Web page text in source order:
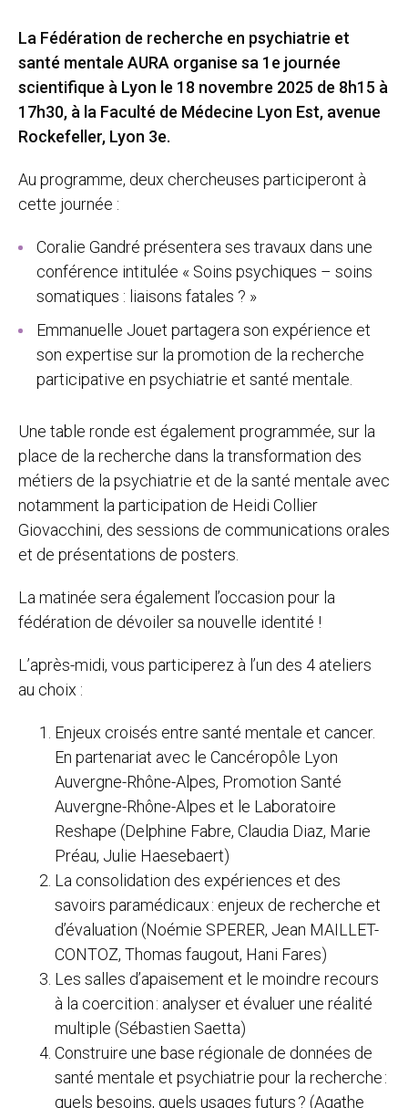
La Fédération de recherche en psychiatrie et
santé mentale AURA organise sa 1e journée
scientifique à Lyon le 18 novembre 2025 de 8h15 à
17h30, à la Faculté de Médecine Lyon Est, avenue
Rockefeller, Lyon 3e.
Au programme, deux chercheuses participeront à
cette journée :
Coralie Gandré présentera ses travaux dans une
conférence intitulée « Soins psychiques – soins
somatiques : liaisons fatales ? »
Emmanuelle Jouet partagera son expérience et
son expertise sur la promotion de la recherche
participative en psychiatrie et santé mentale.
Une table ronde est également programmée, sur la
place de la recherche dans la transformation des
métiers de la psychiatrie et de la santé mentale avec
notamment la participation de Heidi Collier
Giovacchini, des sessions de communications orales
et de présentations de posters.
La matinée sera également l’occasion pour la
fédération de dévoiler sa nouvelle identité !
L’après-midi, vous participerez à l’un des 4 ateliers
au choix :
Enjeux croisés entre santé mentale et cancer.
En partenariat avec le Cancéropôle Lyon
Auvergne-Rhône-Alpes, Promotion Santé
Auvergne-Rhône-Alpes et le Laboratoire
Reshape (Delphine Fabre, Claudia Diaz, Marie
Préau, Julie Haesebaert)
La consolidation des expériences et des
savoirs paramédicaux : enjeux de recherche et
d’évaluation (Noémie SPERER, Jean MAILLET-
CONTOZ, Thomas faugout, Hani Fares)
Les salles d’apaisement et le moindre recours
à la coercition : analyser et évaluer une réalité
multiple (Sébastien Saetta)
Construire une base régionale de données de
santé mentale et psychiatrie pour la recherche :
quels besoins, quels usages futurs ? (Agathe